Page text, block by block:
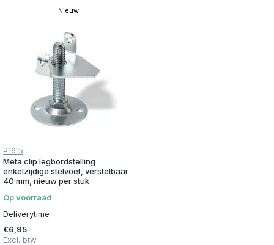
Nieuw
P1615
Meta clip legbordstelling
enkelzijdige stelvoet, verstelbaar
40 mm, nieuw per stuk
Op voorraad
Deliverytime
€6,95
Excl. btw